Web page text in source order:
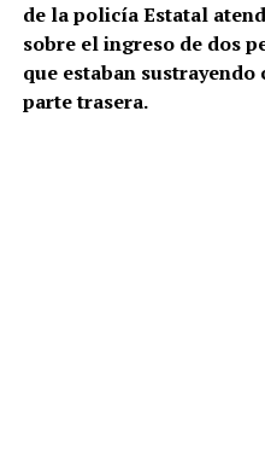
de la policía Estatal
sobre el ingreso de dos
que estaban sustrayendo
parte trasera.